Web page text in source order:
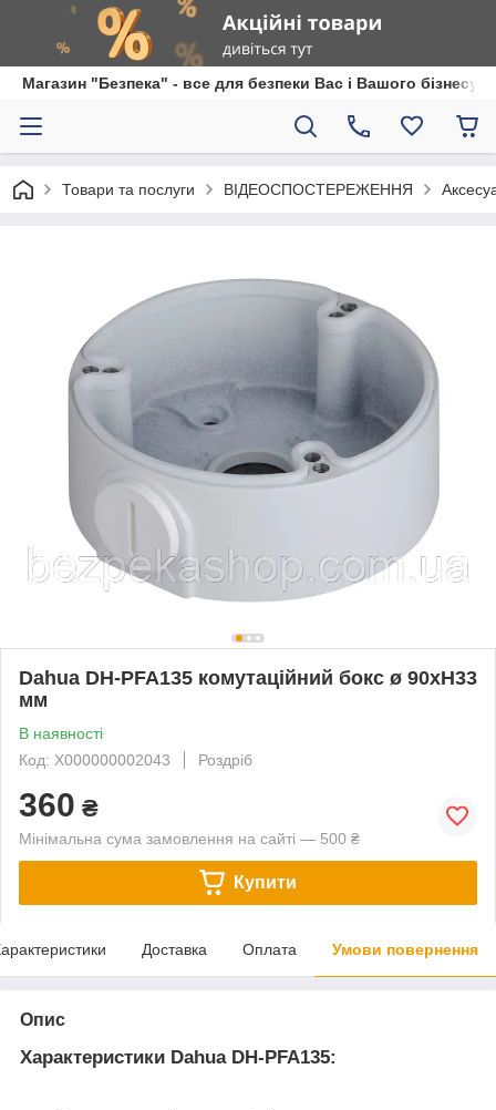
Магазин "Безпека" - все для безпеки Вас і Вашого бізнесу
Товари та послуги ВІДЕОСПОСТЕРЕЖЕННЯ
Dahua DH-PFA135 комутаційний бокс ø 90xH33
мм
В наявності
Код: Х000000002043
Роздріб
360 ₴
Мінімальна сума замовлення на сайті — 500 ₴
Купити
Доставка Оплата Умови повернення
Опис
Характеристики Dahua DH-PFA135: